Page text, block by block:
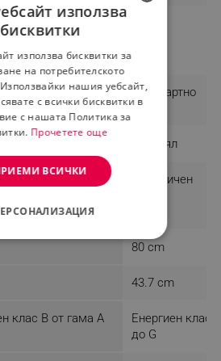
Стандартно
Син/Бял
Механичен
80 cm
43.7 cm
клас B от гама A
Енергиен клас
до G
ROMANIAN
използва
бисквитки
използва бисквитки за
на потребителското
нашия уебсайт,
с всички бисквитки в
с нашата Политика за
Прочетете още
ВСИЧКИ
НЕОБХОДИМО